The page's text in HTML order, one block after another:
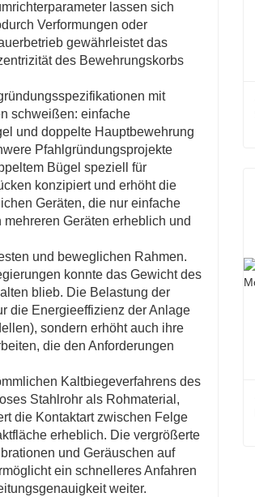
lassen sich
Verformungen oder
gewährleistet das
des Bewehrungskorbs
mit
schweißen: einfache
und doppelte Hauptbewehrung
Pfahlgründungsprojekte
Bügel speziell für
konzipiert und erhöht die
Geräten, die nur einfache
Geräten erheblich und
und beweglichen Rahmen.
konnte das Gewicht des
blieb. Die Belastung der
die Energieeffizienz der Anlage
sondern erhöht auch ihre
die den Anforderungen
Kaltbiegeverfahrens des
Stahlrohr als Rohmaterial,
die Kontaktart zwischen Felge
erheblich. Die vergrößerte
und Geräuschen auf
ein schnelleres Anfahren
weiter.